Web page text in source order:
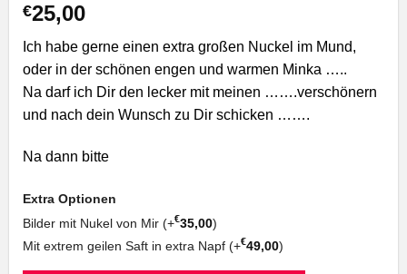
€25,00
Ich habe gerne einen extra großen Nuckel im Mund,
oder in der schönen engen und warmen Minka …..
Na darf ich Dir den lecker mit meinen …….verschönern
und nach dein Wunsch zu Dir schicken …….
Na dann bitte
Extra Optionen
Bilder mit Nukel von Mir (+€35,00)
Mit extrem geilen Saft in extra Napf (+€49,00)